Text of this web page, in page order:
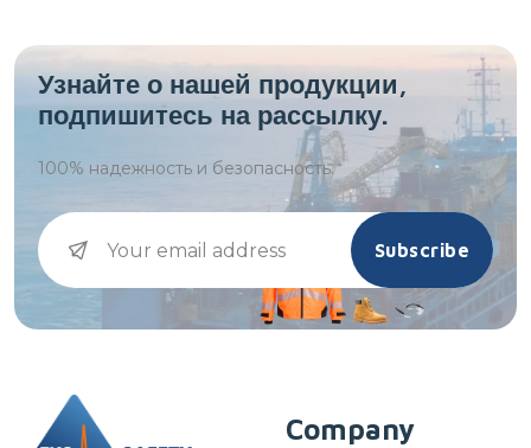
Узнайте о нашей продукции,
подпишитесь на рассылку.
100% надежность и безопасность.
Subscribe
Company